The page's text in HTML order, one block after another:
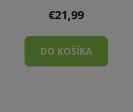
€21,99
DO KOŠÍKA